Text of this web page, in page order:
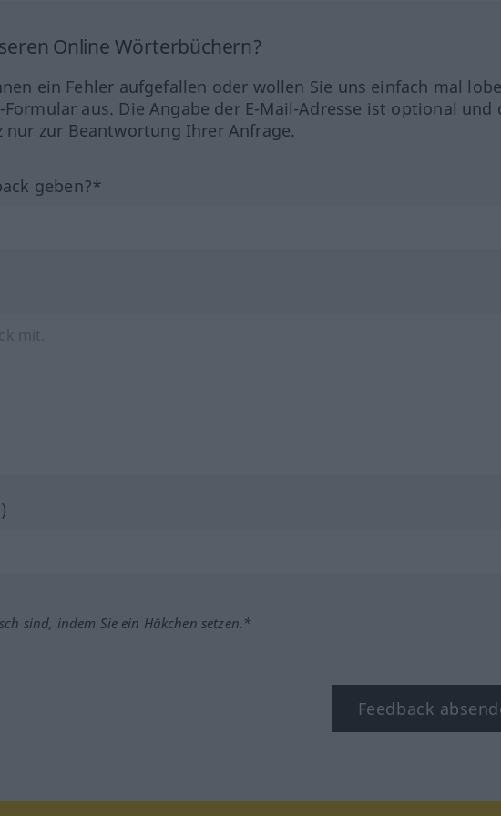
Online Wörterbüchern?
ein Fehler aufgefallen oder wollen Sie uns einfach mal
Formular aus. Die Angabe der E-Mail-Adresse ist optional und
zur Beantwortung Ihrer Anfrage.
geben?*
sind, indem Sie ein Häkchen setzen.*
Feedback